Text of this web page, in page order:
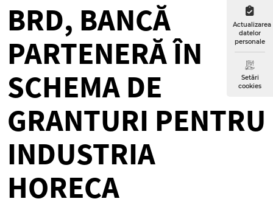
Actualizarea
datelor
personale
Setări
cookies
BRD, BANCĂ
PARTENERĂ ÎN
SCHEMA DE
GRANTURI PENTRU
INDUSTRIA
HORECA